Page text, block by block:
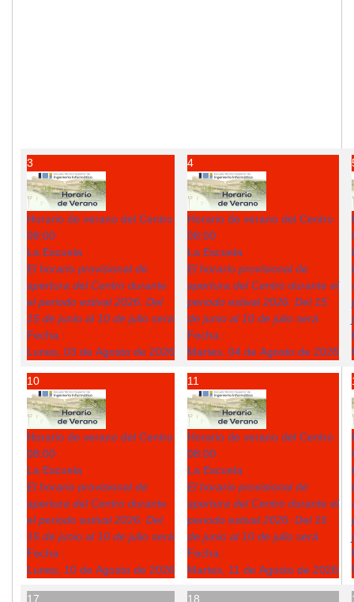
3
Horario de verano del Centro
08:00
La Escuela
El horario provisional de
apertura del Centro durante
el periodo estival 2026: Del
15 de junio al 10 de julio será
Fecha :
Lunes, 03 de Agosto de 2026
4
Horario de verano del Centro
08:00
La Escuela
El horario provisional de
apertura del Centro durante el
periodo estival 2026: Del 15
de junio al 10 de julio será
Fecha :
Martes, 04 de Agosto de 2026
10
Horario de verano del Centro
08:00
La Escuela
El horario provisional de
apertura del Centro durante
el periodo estival 2026: Del
15 de junio al 10 de julio será
Fecha :
Lunes, 10 de Agosto de 2026
11
Horario de verano del Centro
08:00
La Escuela
El horario provisional de
apertura del Centro durante el
periodo estival 2026: Del 15
de junio al 10 de julio será
Fecha :
Martes, 11 de Agosto de 2026
17 18